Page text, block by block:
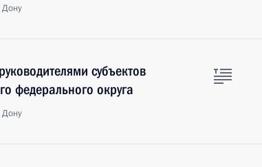
Дону
субъектов
федерального округа
Дону